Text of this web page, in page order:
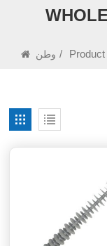
وطن / Product